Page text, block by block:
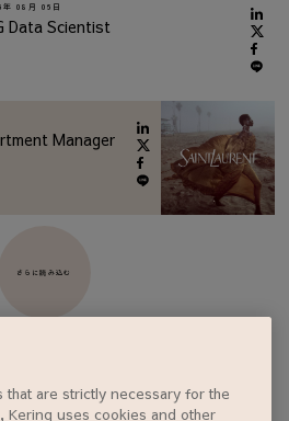
年 08月 06日
Data Scientist
Manager
さらに読み込む
ラートを設定する
are strictly necessary for the
Kering uses cookies and other